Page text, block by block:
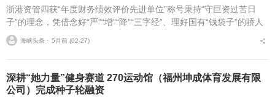
浙港资管四获“年度财务绩效评价先进单位”称号秉持“守巨资过苦日
子”的理念，凭借念好“严”“增”“降”“三字经”、理好国有“钱袋子”的骄人
业绩，新春佳节前夕，浙江海港资产管理有限公司(简称：浙港资...
海峡头条 ⋅ 5月前 (02-27)
深耕“她力量”健身赛道 270运动馆（福州坤成体育发展有限
公司）完成种子轮融资